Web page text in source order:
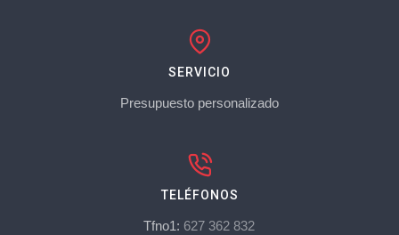
SERVICIO
Presupuesto personalizado
TELÉFONOS
Tfno1: 627 362 832